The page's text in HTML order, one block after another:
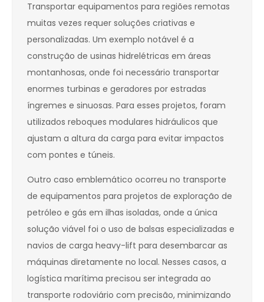
Transportar equipamentos para regiões remotas
muitas vezes requer soluções criativas e
personalizadas. Um exemplo notável é a
construção de usinas hidrelétricas em áreas
montanhosas, onde foi necessário transportar
enormes turbinas e geradores por estradas
íngremes e sinuosas. Para esses projetos, foram
utilizados reboques modulares hidráulicos que
ajustam a altura da carga para evitar impactos
com pontes e túneis.
Outro caso emblemático ocorreu no transporte
de equipamentos para projetos de exploração de
petróleo e gás em ilhas isoladas, onde a única
solução viável foi o uso de balsas especializadas e
navios de carga heavy-lift para desembarcar as
máquinas diretamente no local. Nesses casos, a
logística marítima precisou ser integrada ao
transporte rodoviário com precisão, minimizando